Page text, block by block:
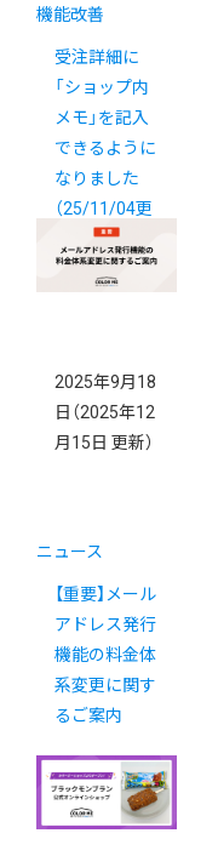
機能改善
受注詳細に
「ショップ内
メモ」を記入
できるように
なりました
（25/11/04更
2025年9月18
日 （2025年12
月15日 更新）
ニュース
【重要】メール
アドレス発行
機能の料金体
系変更に関す
るご案内